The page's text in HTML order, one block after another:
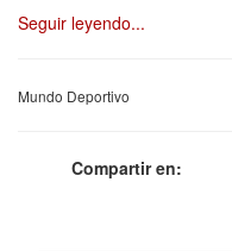
Seguir leyendo...
Mundo Deportivo
Compartir en: